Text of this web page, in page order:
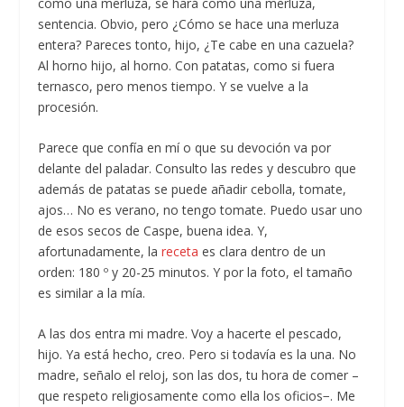
sentencia. Obvio, pero ¿Cómo se hace una merluza
entera? Pareces tonto, hijo, ¿Te cabe en una cazuela?
Al horno hijo, al horno. Con patatas, como si fuera
ternasco, pero menos tiempo. Y se vuelve a la
procesión.
Parece que confía en mí o que su devoción va por
delante del paladar. Consulto las redes y descubro que
además de patatas se puede añadir cebolla, tomate,
ajos… No es verano, no tengo tomate. Puedo usar uno
de esos secos de Caspe, buena idea. Y,
afortunadamente, lareceta es clara dentro de un
orden: 180 º y 20-25 minutos. Y por la foto, el tamaño
es similar a la mía.
A las dos entra mi madre. Voy a hacerte el pescado,
hijo. Ya está hecho, creo. Pero si todavía es la una. No
madre, señalo el reloj, son las dos, tu hora de comer –
que respeto religiosamente como ella los oficios−. Me